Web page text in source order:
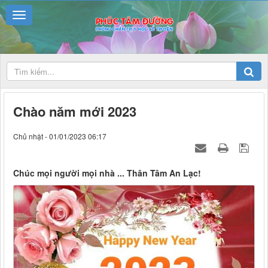
Chào năm mới 2023
Chủ nhật - 01/01/2023 06:17
Chúc mọi người mọi nhà ... Thân Tâm An Lạc!